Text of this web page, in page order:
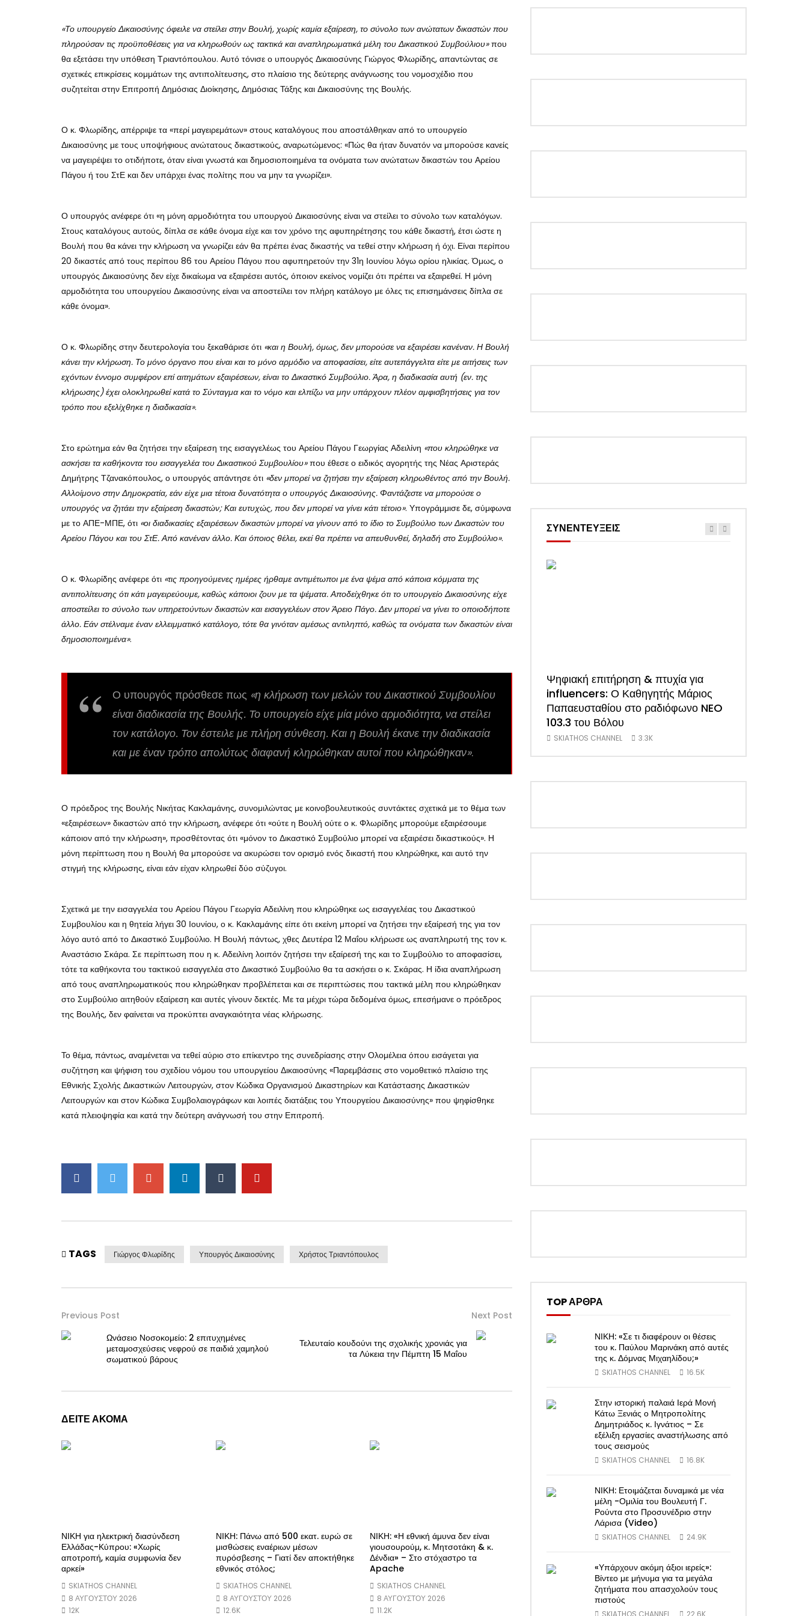
«Το υπουργείο Δικαιοσύνης όφειλε να στείλει στην Βουλή, χωρίς καμία εξαίρεση, το σύνολο των ανώτατων δικαστών που
πληρούσαν τις προϋποθέσεις για να κληρωθούν ως τακτικά και αναπληρωματικά μέλη του Δικαστικού Συμβούλιου»που
θα εξετάσει την υπόθεση Τριαντόπουλου. Αυτό τόνισε ο υπουργός Δικαιοσύνης Γιώργος Φλωρίδης, απαντώντας σε
σχετικές επικρίσεις κομμάτων της αντιπολίτευσης, στο πλαίσιο της δεύτερης ανάγνωσης του νομοσχέδιο που
συζητείται στην Επιτροπή Δημόσιας Διοίκησης, Δημόσιας Τάξης και Δικαιοσύνης της Βουλής.
Ο κ. Φλωρίδης, απέρριψε τα «περί μαγειρεμάτων» στους καταλόγους που αποστάλθηκαν από το υπουργείο
Δικαιοσύνης με τους υποψήφιους ανώτατους δικαστικούς, αναρωτώμενος: «Πώς θα ήταν δυνατόν να μπορούσε κανείς
να μαγειρέψει το οτιδήποτε, όταν είναι γνωστά και δημοσιοποιημένα τα ονόματα των ανώτατων δικαστών του Αρείου
Πάγου ή του ΣτΕ και δεν υπάρχει ένας πολίτης που να μην τα γνωρίζει».
Ο υπουργός ανέφερε ότι «η μόνη αρμοδιότητα του υπουργού Δικαιοσύνης είναι να στείλει το σύνολο των καταλόγων.
Στους καταλόγους αυτούς, δίπλα σε κάθε όνομα είχε και τον χρόνο της αφυπηρέτησης του κάθε δικαστή, έτσι ώστε η
Βουλή που θα κάνει την κλήρωση να γνωρίζει εάν θα πρέπει ένας δικαστής να τεθεί στην κλήρωση ή όχι. Είναι περίπου
20 δικαστές από τους περίπου 86 του Αρείου Πάγου που αφυπηρετούν την 31η Ιουνίου λόγω ορίου ηλικίας. Όμως, ο
υπουργός Δικαιοσύνης δεν είχε δικαίωμα να εξαιρέσει αυτός, όποιον εκείνος νομίζει ότι πρέπει να εξαιρεθεί. Η μόνη
αρμοδιότητα του υπουργείου Δικαιοσύνης είναι να αποστείλει τον πλήρη κατάλογο με όλες τις επισημάνσεις δίπλα σε
κάθε όνομα».
Ο κ. Φλωρίδης στην δευτερολογία του ξεκαθάρισε ότι «και η Βουλή, όμως, δεν μπορούσε να εξαιρέσει κανέναν. Η Βουλή
κάνει την κλήρωση. Το μόνο όργανο που είναι και το μόνο αρμόδιο να αποφασίσει, είτε αυτεπάγγελτα είτε με αιτήσεις των
εχόντων έννομο συμφέρον επί αιτημάτων εξαιρέσεων, είναι το Δικαστικό Συμβούλιο. Άρα, η διαδικασία αυτή (εν. της
κλήρωσης) έχει ολοκληρωθεί κατά το Σύνταγμα και το νόμο και ελπίζω να μην υπάρχουν πλέον αμφισβητήσεις για τον
τρόπο που εξελίχθηκε η διαδικασία».
Στο ερώτημα εάν θα ζητήσει την εξαίρεση της εισαγγελέως του Αρείου Πάγου Γεωργίας Αδειλίνη «που κληρώθηκε να
ασκήσει τα καθήκοντα του εισαγγελέα του Δικαστικού Συμβουλίου»που έθεσε ο ειδικός αγορητής της Νέας Αριστεράς
Δημήτρης Τζανακόπουλος, ο υπουργός απάντησε ότι «δεν μπορεί να ζητήσει την εξαίρεση κληρωθέντος από την Βουλή.
Αλλοίμονο στην Δημοκρατία, εάν είχε μια τέτοια δυνατότητα ο υπουργός Δικαιοσύνης. Φαντάζεστε να μπορούσε ο
υπουργός να ζητάει την εξαίρεση δικαστών; Και ευτυχώς, που δεν μπορεί να γίνει κάτι τέτοιο». Υπογράμμισε δε, σύμφωνα
με το ΑΠΕ-ΜΠΕ, ότι «οι διαδικασίες εξαιρέσεων δικαστών μπορεί να γίνουν από το ίδιο το Συμβούλιο των Δικαστών του
Αρείου Πάγου και του ΣτΕ. Από κανέναν άλλο. Και όποιος θέλει, εκεί θα πρέπει να απευθυνθεί, δηλαδή στο Συμβούλιο».
Ο κ. Φλωρίδης ανέφερε ότι «τις προηγούμενες ημέρες ήρθαμε αντιμέτωποι με ένα ψέμα από κάποια κόμματα της
αντιπολίτευσης ότι κάτι μαγειρεύουμε, καθώς κάποιοι ζουν με τα ψέματα. Αποδείχθηκε ότι το υπουργείο Δικαιοσύνης είχε
αποστείλει το σύνολο των υπηρετούντων δικαστών και εισαγγελέων στον Άρειο Πάγο. Δεν μπορεί να γίνει το οποιοδήποτε
άλλο. Εάν στέλναμε έναν ελλειμματικό κατάλογο, τότε θα γινόταν αμέσως αντιληπτό, καθώς τα ονόματα των δικαστών είναι
δημοσιοποιημένα».
Ο υπουργός πρόσθεσε πως «η κλήρωση των μελών του Δικαστικού Συμβουλίου
είναι διαδικασία της Βουλής. Το υπουργείο είχε μία μόνο αρμοδιότητα, να στείλει
τον κατάλογο. Τον έστειλε με πλήρη σύνθεση. Και η Βουλή έκανε την διαδικασία
και με έναν τρόπο απολύτως διαφανή κληρώθηκαν αυτοί που κληρώθηκαν».
Ο πρόεδρος της Βουλής Νικήτας Κακλαμάνης, συνομιλώντας με κοινοβουλευτικούς συντάκτες σχετικά με το θέμα των
«εξαιρέσεων» δικαστών από την κλήρωση, ανέφερε ότι «ούτε η Βουλή ούτε ο κ. Φλωρίδης μπορούμε εξαιρέσουμε
κάποιον από την κλήρωση», προσθέτοντας ότι «μόνον το Δικαστικό Συμβούλιο μπορεί να εξαιρέσει δικαστικούς». Η
μόνη περίπτωση που η Βουλή θα μπορούσε να ακυρώσει τον ορισμό ενός δικαστή που κληρώθηκε, και αυτό την
στιγμή της κλήρωσης, είναι εάν είχαν κληρωθεί δύο σύζυγοι.
Σχετικά με την εισαγγελέα του Αρείου Πάγου Γεωργία Αδειλίνη που κληρώθηκε ως εισαγγελέας του Δικαστικού
Συμβουλίου και η θητεία λήγει 30 Ιουνίου, ο κ. Κακλαμάνης είπε ότι εκείνη μπορεί να ζητήσει την εξαίρεσή της για τον
λόγο αυτό από το Δικαστικό Συμβούλιο. Η Βουλή πάντως, χθες Δευτέρα 12 Μαΐου κλήρωσε ως αναπληρωτή της τον κ.
Αναστάσιο Σκάρα. Σε περίπτωση που η κ. Αδειλίνη λοιπόν ζητήσει την εξαίρεσή της και το Συμβούλιο το αποφασίσει,
τότε τα καθήκοντα του τακτικού εισαγγελέα στο Δικαστικό Συμβούλιο θα τα ασκήσει ο κ. Σκάρας. Η ίδια αναπλήρωση
από τους αναπληρωματικούς που κληρώθηκαν προβλέπεται και σε περιπτώσεις που τακτικά μέλη που κληρώθηκαν
στο Συμβούλιο αιτηθούν εξαίρεση και αυτές γίνουν δεκτές. Με τα μέχρι τώρα δεδομένα όμως, επεσήμανε ο πρόεδρος
της Βουλής, δεν φαίνεται να προκύπτει αναγκαιότητα νέας κλήρωσης.
Το θέμα, πάντως, αναμένεται να τεθεί αύριο στο επίκεντρο της συνεδρίασης στην Ολομέλεια όπου εισάγεται για
συζήτηση και ψήφιση του σχεδίου νόμου του υπουργείου Δικαιοσύνης «Παρεμβάσεις στο νομοθετικό πλαίσιο της
Εθνικής Σχολής Δικαστικών Λειτουργών, στον Κώδικα Οργανισμού Δικαστηρίων και Κατάστασης Δικαστικών
Λειτουργών και στον Κώδικα Συμβολαιογράφων και λοιπές διατάξεις του Υπουργείου Δικαιοσύνης» που ψηφίσθηκε
κατά πλειοψηφία και κατά την δεύτερη ανάγνωσή του στην Επιτροπή.
TAGS Γιώργος Φλωρίδης Υπουργός Δικαιοσύνης Χρήστος Τριαντόπουλος
Previous Post
Ωνάσειο Νοσοκομείο: 2 επιτυχημένες
μεταμοσχεύσεις νεφρού σε παιδιά χαμηλού
σωματικού βάρους
Next Post
Τελευταίο κουδούνι της σχολικής χρονιάς για
τα Λύκεια την Πέμπτη 15 Μαΐου
ΔΕΙΤΕ ΑΚΟΜΑ
ΝΙΚΗ για ηλεκτρική διασύνδεση
Ελλάδας-Κύπρου: «Χωρίς
αποτροπή, καμία συμφωνία δεν
αρκεί»
SKIATHOS CHANNEL
8 ΑΥΓΟΎΣΤΟΥ 2026
12K
ΝΙΚΗ: Πάνω από 500 εκατ. ευρώ σε
μισθώσεις εναέριων μέσων
πυρόσβεσης – Γιατί δεν αποκτήθηκε
εθνικός στόλος;
SKIATHOS CHANNEL
8 ΑΥΓΟΎΣΤΟΥ 2026
12.6K
ΝΙΚΗ: «Η εθνική άμυνα δεν είναι
γιουσουρούμ, κ. Μητσοτάκη & κ.
Δένδια» – Στο στόχαστρο τα
Apache
SKIATHOS CHANNEL
8 ΑΥΓΟΎΣΤΟΥ 2026
11.2K
ΣΥΝΕΝΤΕΥΞΕΙΣ
Ψηφιακή επιτήρηση & πτυχία για
influencers: Ο Καθηγητής Μάριος
Παπαευσταθίου στο ραδιόφωνο NEO
103.3 του Βόλου
SKIATHOS CHANNEL 3.3K
TOP ΑΡΘΡΑ
ΝΙΚΗ: «Σε τι διαφέρουν οι θέσεις
του κ. Παύλου Μαρινάκη από αυτές
της κ. Δόμνας Μιχαηλίδου;»
SKIATHOS CHANNEL 16.5K
Στην ιστορική παλαιά Ιερά Μονή
Κάτω Ξενιάς ο Μητροπολίτης
Δημητριάδος κ. Ιγνάτιος – Σε
εξέλιξη εργασίες αναστήλωσης από
τους σεισμούς
SKIATHOS CHANNEL 16.8K
ΝΙΚΗ: Ετοιμάζεται δυναμικά με νέα
μέλη -Ομιλία του Βουλευτή Γ.
Ρούντα στο Προσυνέδριο στην
Λάρισα (Video)
SKIATHOS CHANNEL 24.9K
«Υπάρχουν ακόμη άξιοι ιερείς»:
Βίντεο με μήνυμα για τα μεγάλα
ζητήματα που απασχολούν τους
πιστούς